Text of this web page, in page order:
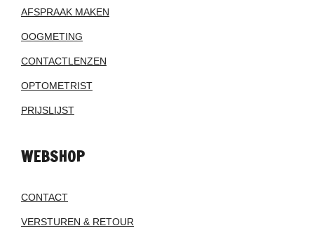
AFSPRAAK MAKEN
OOGMETING
CONTACTLENZEN
OPTOMETRIST
PRIJSLIJST
WEBSHOP
CONTACT
VERSTUREN & RETOUR